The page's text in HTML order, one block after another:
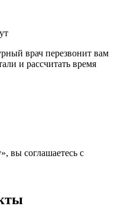
врач перезвонит вам
и рассчитать время
вы соглашаетесь с